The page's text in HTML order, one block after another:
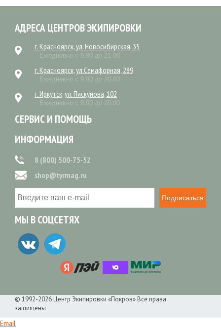
АДРЕСА ЦЕНТРОВ ЭКИПИРОВКИ
г. Красноярск, ул. Новосибирская, 35
Ежедневно с 9.00 до 21.00
г. Красноярск, ул.Семафорная, 289
Ежедневно с 9.00 до 20.00
г. Иркутск, ул. Пискунова, 102
Ежедневно с 9.00 до 20.00
СЕРВИС И ПОМОЩЬ
ИНФОРМАЦИЯ
8 (800) 500-75-52
shop@tyrmag.ru
Подписаться
МЫ В СОЦСЕТЯХ
© 1992-2026 Центр Экипировки «Покров» Все права
защищены
Email